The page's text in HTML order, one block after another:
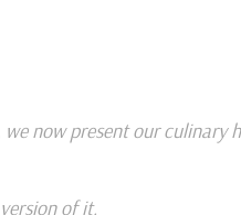
now present our culinary
of it.